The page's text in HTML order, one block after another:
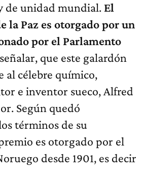
de unidad mundial. El
la Paz es otorgado por un
por el Parlamento
que este galardón
al célebre químico,
e inventor sueco, Alfred
Según quedó
términos de su
es otorgado por el
desde 1901, es decir